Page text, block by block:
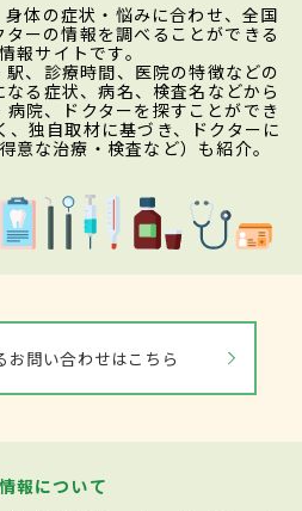
身体の症状・悩みに合わせ、全国
ーの情報を調べることができる
報サイトです。
、診療時間、医院の特徴などの
る症状、病名、検査名などから
院、ドクターを探すことができ
、独自取材に基づき、ドクターに
意な治療・検査など）も紹介。
お問い合わせはこちら
報について